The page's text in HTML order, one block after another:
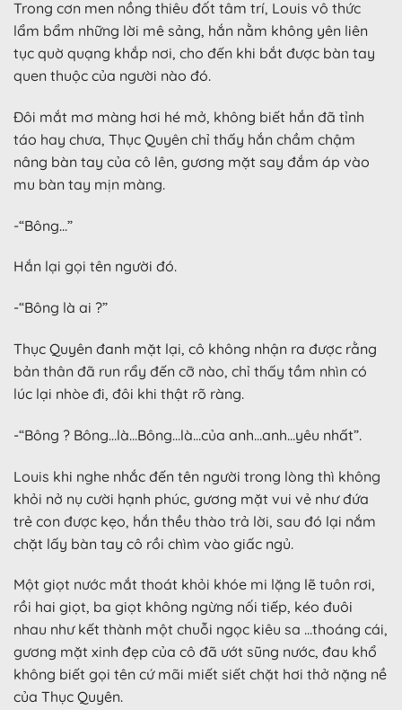
Trong cơn men nồng thiêu đốt tâm trí, Louis vô thức
lẩm bẩm những lời mê sảng, hắn nằm không yên liên
tục quờ quạng khắp nơi, cho đến khi bắt được bàn tay
quen thuộc của người nào đó.
Đôi mắt mơ màng hơi hé mở, không biết hắn đã tỉnh
táo hay chưa, Thục Quyên chỉ thấy hắn chầm chậm
nâng bàn tay của cô lên, gương mặt say đắm áp vào
mu bàn tay mịn màng.
-“Bông…”
Hắn lại gọi tên người đó.
-“Bông là ai ?”
Thục Quyên đanh mặt lại, cô không nhận ra được rằng
bản thân đã run rẩy đến cỡ nào, chỉ thấy tầm nhìn có
lúc lại nhòe đi, đôi khi thật rõ ràng.
-“Bông ? Bông…là…Bông…là…của anh…anh…yêu nhất”.
Louis khi nghe nhắc đến tên người trong lòng thì không
khỏi nở nụ cười hạnh phúc, gương mặt vui vẻ như đứa
trẻ con được kẹo, hắn thều thào trả lời, sau đó lại nắm
chặt lấy bàn tay cô rồi chìm vào giấc ngủ.
Một giọt nước mắt thoát khỏi khóe mi lặng lẽ tuôn rơi,
rồi hai giọt, ba giọt không ngừng nối tiếp, kéo đuôi
nhau như kết thành một chuỗi ngọc kiêu sa …thoáng cái,
gương mặt xinh đẹp của cô đã ướt sũng nước, đau khổ
không biết gọi tên cứ mãi miết siết chặt hơi thở nặng nề
của Thục Quyên.